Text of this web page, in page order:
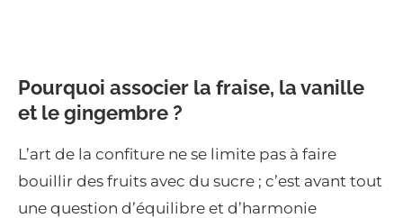
Pourquoi associer la fraise, la vanille
et le gingembre ?
L’art de la confiture ne se limite pas à faire
bouillir des fruits avec du sucre ; c’est avant tout
une question d’équilibre et d’harmonie